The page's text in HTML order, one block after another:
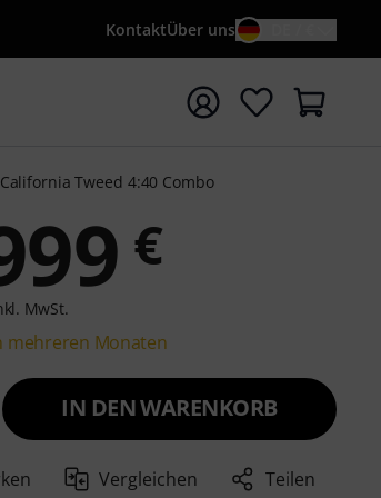
KontaktÜber uns
{searchTerm} starten
California Tweed 4:40 Combo
€
MwSt.
mehreren Monaten
IN DEN WARENKORB
Vergleichen Teilen